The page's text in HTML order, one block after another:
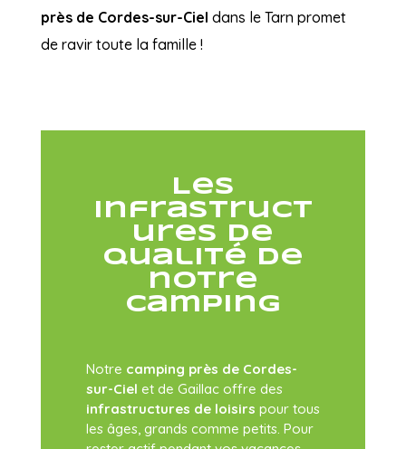
près de Cordes-sur-Ciel dans le Tarn promet
de ravir toute la famille !
Les
infrastruct
ures de
qualité de
notre
camping
Notre camping près de Cordes-
sur-Ciel et de Gaillac offre des
infrastructures de loisirs pour tous
les âges, grands comme petits. Pour